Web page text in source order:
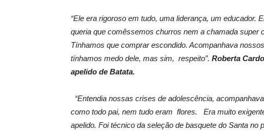
“Ele era rigoroso em tudo, uma liderança, um educador.
queria que comêssemos churros nem a chamada super
Tínhamos que comprar escondido. Acompanhava
tínhamos medo dele, mas sim, respeito”. Roberta
apelido de Batata.
“Entendia nossas crises de adolescência,
como todo pai, nem tudo eram flores. Era muito
apelido. Foi técnico da seleção de basquete do Santa